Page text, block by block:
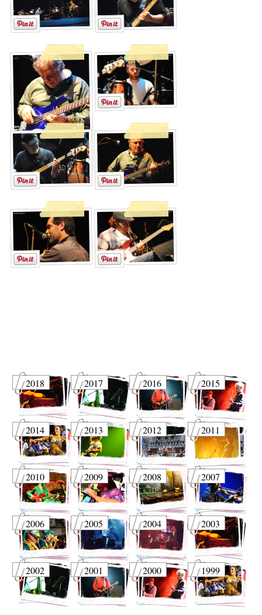
2018 2017 2016 2015
2014 2013 2012 2011
2010 2009 2008 2007
2006 2005 2004 2003
2002 2001 2000 1999